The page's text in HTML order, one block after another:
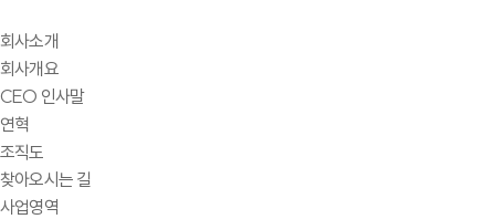
회사소개
회사개요
CEO 인사말
연혁
조직도
찾아오시는 길
사업영역